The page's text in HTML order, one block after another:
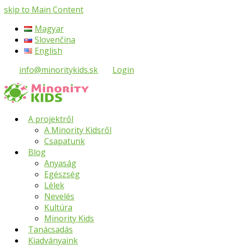
skip to Main Content
Magyar
Slovenčina
English
info@minoritykids.sk
Login
A projektről
A Minority Kidsről
Csapatunk
Blog
Anyaság
Egészség
Lélek
Nevelés
Kultúra
Minority Kids
Tanácsadás
Kiadványaink